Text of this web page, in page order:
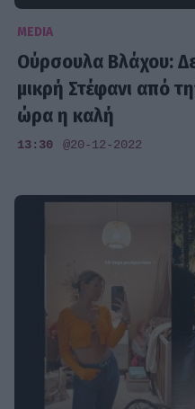
MEDIA
Ούρσουλα Βλάχου:
μικρή Στέφανι από
ώρα η καλή
13:30 @20-12-2022